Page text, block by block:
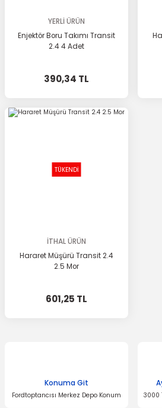
YERLİ ÜRÜN
Enjektör Boru Takımı Transit
2.4 4 Adet
390,34 TL
TÜKENDİ
İTHAL ÜRÜN
Hararet Müşürü Transit 2.4
2.5 Mor
601,25 TL
Konuma Git
Fordtoptancısı Merkez Depo Konum 3000